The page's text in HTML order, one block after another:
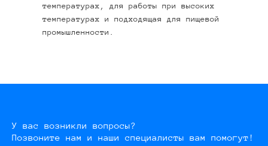
температурах, для работы при высоких
температурах и подходящая для пищевой
промышленности.
У вас возникли вопросы?
Позвоните нам и наши специалисты вам помогут!